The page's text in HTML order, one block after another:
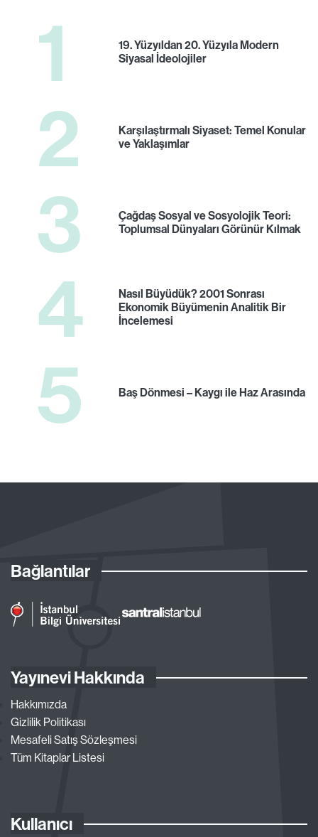
1
19. Yüzyıldan 20. Yüzyıla Modern
Siyasal İdeolojiler
2
Karşılaştırmalı Siyaset: Temel Konular
ve Yaklaşımlar
3
Çağdaş Sosyal ve Sosyolojik Teori:
Toplumsal Dünyaları Görünür Kılmak
4
Nasıl Büyüdük? 2001 Sonrası
Ekonomik Büyümenin Analitik Bir
İncelemesi
5 Baş Dönmesi – Kaygı ile Haz Arasında
Bağlantılar
Yayınevi Hakkında
Hakkımızda
Gizlilik Politikası
Mesafeli Satış Sözleşmesi
Tüm Kitaplar Listesi
Kullanıcı